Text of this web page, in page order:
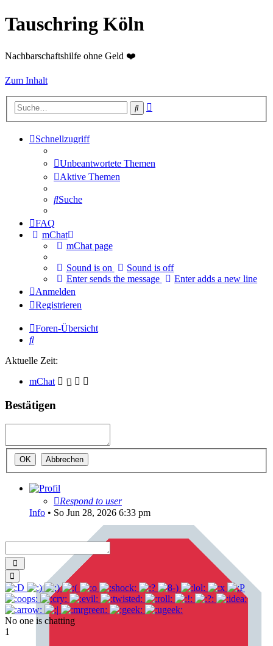
Tauschring Köln
Nachbarschaftshilfe ohne Geld ❤️
Zum Inhalt
Suche
Schnellzugriff
Unbeantwortete Themen
Aktive Themen
Suche
FAQ
mChat
mChat page
Sound is on
Sound is off
Enter sends the message
Enter adds a new line
Anmelden
Registrieren
Foren-Übersicht
Suche
Aktuelle Zeit:
mChat
Bestätigen
Respond to user
Info • So Jun 28, 2026 6:33 pm
No one is chatting
1